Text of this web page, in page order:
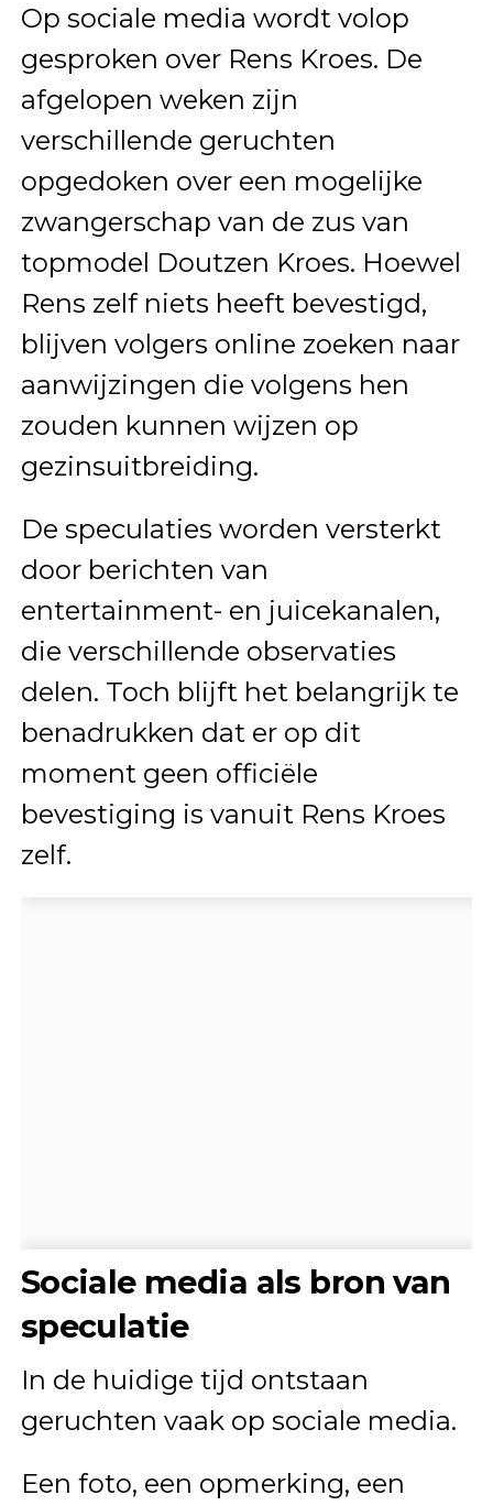
Op sociale media wordt volop
gesproken over Rens Kroes. De
afgelopen weken zijn
verschillende geruchten
opgedoken over een mogelijke
zwangerschap van de zus van
topmodel Doutzen Kroes. Hoewel
Rens zelf niets heeft bevestigd,
blijven volgers online zoeken naar
aanwijzingen die volgens hen
zouden kunnen wijzen op
gezinsuitbreiding.
De speculaties worden versterkt
door berichten van
entertainment- en juicekanalen,
die verschillende observaties
delen. Toch blijft het belangrijk te
benadrukken dat er op dit
moment geen officiële
bevestiging is vanuit Rens Kroes
zelf.
Sociale media als bron van
speculatie
In de huidige tijd ontstaan
geruchten vaak op sociale media.
Een foto, een opmerking, een